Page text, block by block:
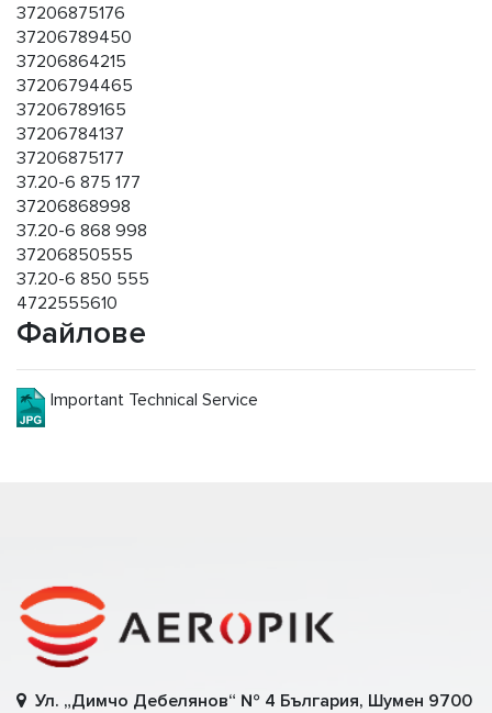
37206875176
37206789450
37206864215
37206794465
37206789165
37206784137
37206875177
37.20-6 875 177
37206868998
37.20-6 868 998
37206850555
37.20-6 850 555
4722555610
Файлове
Important Technical Service
Ул. „Димчо Дебелянов“ № 4 България, Шумен 9700